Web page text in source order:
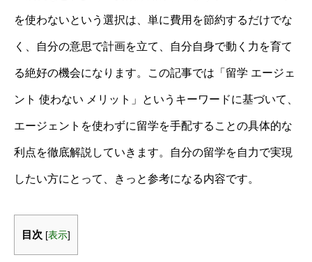
を使わないという選択は、単に費用を節約するだけでな
く、自分の意思で計画を立て、自分自身で動く力を育て
る絶好の機会になります。この記事では「留学 エージェ
ント 使わない メリット」というキーワードに基づいて、
エージェントを使わずに留学を手配することの具体的な
利点を徹底解説していきます。自分の留学を自力で実現
したい方にとって、きっと参考になる内容です。
目次 [表示]